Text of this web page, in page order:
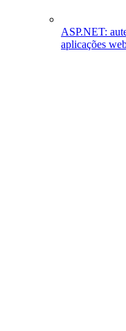
ASP.NET:
aplicações